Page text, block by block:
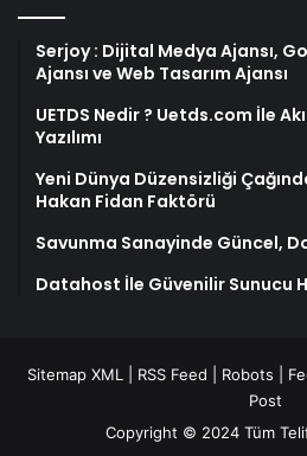
Serjoy : Dijital Medya Ajansı,
Ajansı ve Web Tasarım Ajansı
UETDS Nedir ? Uetds.com İle
Yazılımı
Yeni Dünya Düzensizliği
Hakan Fidan Faktörü
Savunma Sanayinde Güncel,
Datahost İle Güvenilir Sunucu
Sitemap XML RSS Feed Robots
Post
Copyright © 2024 Tüm Telif